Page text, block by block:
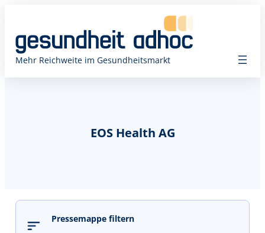
Mehr Reichweite im Gesundheitsmarkt
EOS Health AG
Pressemappe filtern